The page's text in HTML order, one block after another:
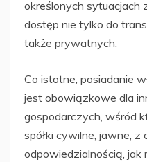
określonych sytuacjach
dostęp nie tylko do
także prywatnych.
Co istotne, posiadanie
jest obowiązkowe dla
gospodarczych, wśród
spółki cywilne, jawne, z
odpowiedzialnością,